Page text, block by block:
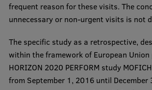
frequent reason for these visits. The
unnecessary or non-urgent visits is not
The specific study as a retrospective,
within the framework of European Union
HORIZON 2020 PERFORM study
from September 1, 2016 until December